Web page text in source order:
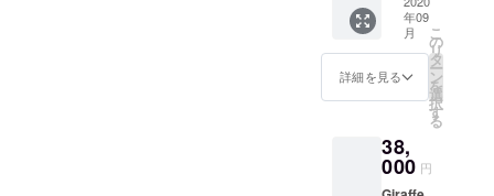
写真
データ
全渡
し） ご
支援頂
く際に
メール
アドレ
スをご
年09
月
詳細を見る
こ
の
リ
タ
ー
ン
を
選
択
す
る
38,
000 円